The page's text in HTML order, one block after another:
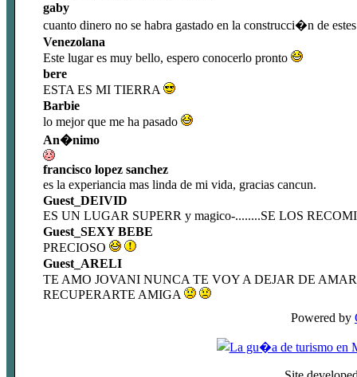
gaby
cuanto dinero no se habra gastado en la construcci�n de
Venezolana
Este lugar es muy bello, espero conocerlo pronto
bere
ESTA ES MI TIERRA
Barbie
lo mejor que me ha pasado
An�nimo
francisco lopez sanchez
es la experiancia mas linda de mi vida, gracias cancun.
Guest_DEIVID
ES UN LUGAR SUPERR y magico-........SE LOS
Guest_SEXY BEBE
PRECIOSO
Guest_ARELI
TE AMO JOVANI NUNCA TE VOY A DEJAR DE
RECUPERARTE AMIGA
Powered by